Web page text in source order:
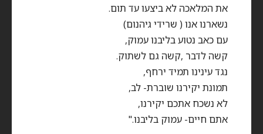
את המלאכה לא ביצעו עד תום.
נשארנו אנו ( שרידי גיהנום)
עם כאב נטוע בליבנו עמוק,
קשה לדבר ,קשה גם לשתוק.
נגד עינינו תמיד ירחף,
תמונת יקירנו שוברת- לב,
לא נשכח אתכם יקירנו,
אתם חיים- עמוק בליבנו."